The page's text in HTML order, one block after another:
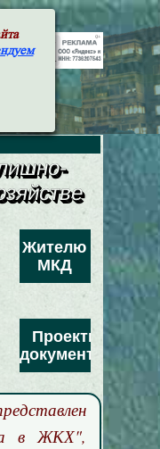
Жителю
МКД
Проекты
документов
в ЖКХ",